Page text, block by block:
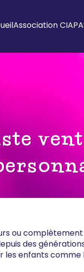
Association
ou
des
enfants comme